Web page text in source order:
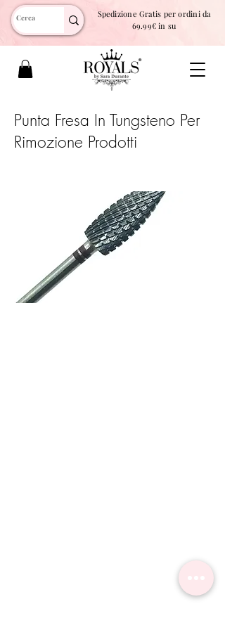
Spedizione Gratis per ordini da
69.99€ in su
Punta Fresa In Tungsteno Per
Rimozione Prodotti